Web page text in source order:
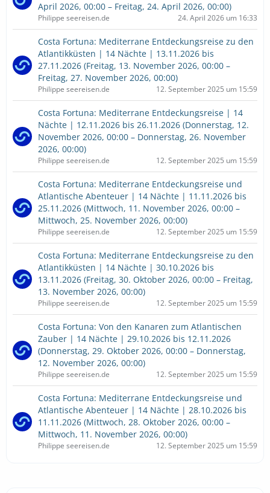
April 2026, 00:00 – Freitag, 24. April 2026, 00:00)
Philippe seereisen.de 24. April 2026 um 16:33
Costa Fortuna: Mediterrane Entdeckungsreise zu den
Atlantikküsten | 14 Nächte | 13.11.2026 bis
27.11.2026 (Freitag, 13. November 2026, 00:00 –
Freitag, 27. November 2026, 00:00)
Philippe seereisen.de 12. September 2025 um 15:59
Costa Fortuna: Mediterrane Entdeckungsreise | 14
Nächte | 12.11.2026 bis 26.11.2026 (Donnerstag, 12.
November 2026, 00:00 – Donnerstag, 26. November
2026, 00:00)
Philippe seereisen.de 12. September 2025 um 15:59
Costa Fortuna: Mediterrane Entdeckungsreise und
Atlantische Abenteuer | 14 Nächte | 11.11.2026 bis
25.11.2026 (Mittwoch, 11. November 2026, 00:00 –
Mittwoch, 25. November 2026, 00:00)
Philippe seereisen.de 12. September 2025 um 15:59
Costa Fortuna: Mediterrane Entdeckungsreise zu den
Atlantikküsten | 14 Nächte | 30.10.2026 bis
13.11.2026 (Freitag, 30. Oktober 2026, 00:00 – Freitag,
13. November 2026, 00:00)
Philippe seereisen.de 12. September 2025 um 15:59
Costa Fortuna: Von den Kanaren zum Atlantischen
Zauber | 14 Nächte | 29.10.2026 bis 12.11.2026
(Donnerstag, 29. Oktober 2026, 00:00 – Donnerstag,
12. November 2026, 00:00)
Philippe seereisen.de 12. September 2025 um 15:59
Costa Fortuna: Mediterrane Entdeckungsreise und
Atlantische Abenteuer | 14 Nächte | 28.10.2026 bis
11.11.2026 (Mittwoch, 28. Oktober 2026, 00:00 –
Mittwoch, 11. November 2026, 00:00)
Philippe seereisen.de 12. September 2025 um 15:59